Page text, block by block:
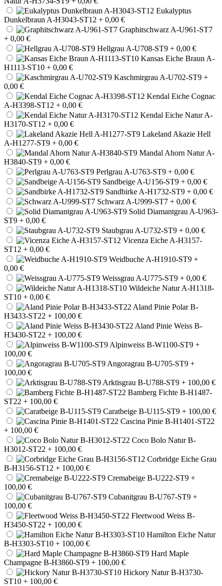
Eukalyptus
Dunkelbraun A-H3043-ST12 + 0,00 €
Graphitschwarz A-U961-ST7
+ 0,00 €
Hellgrau A-U708-ST9 + 0,00 €
Kansas Eiche Braun A-
H1113-ST10 + 0,00 €
Kaschmirgrau A-U702-ST9 +
0,00 €
Kendal Eiche Cognac
A-H3398-ST12 + 0,00 €
Kendal Eiche Natur A-
H3170-ST12 + 0,00 €
Lakeland Akazie Hell
A-H1277-ST9 + 0,00 €
Mandal Ahorn Natur A-
H3840-ST9 + 0,00 €
Perlgrau A-U763-ST9 + 0,00 €
Sandbeige A-U156-ST9 + 0,00 €
Sandbirke A-H1732-ST9 + 0,00 €
Schwarz A-U999-ST7 + 0,00 €
Solid Diamantgrau A-U963-
ST9 + 0,00 €
Staubgrau A-U732-ST9 + 0,00 €
Vicenza Eiche A-H3157-
ST12 + 0,00 €
Weidbuche A-H1910-ST9 +
0,00 €
Weissgrau A-U775-ST9 + 0,00 €
Wildeiche Natur A-H1318-
ST10 + 0,00 €
Aland Pinie Polar B-
H3433-ST22 + 100,00 €
Aland Pinie Weiss B-
H3430-ST22 + 100,00 €
Alpinweiss B-W1100-ST9 +
100,00 €
Angoragrau B-U705-ST9 +
100,00 €
Arktisgrau B-U788-ST9 + 100,00 €
Bamberg Fichte B-H1487-
ST22 + 100,00 €
Caratbeige B-U115-ST9 + 100,00 €
Cascina Pinie B-H1401-ST22
+ 100,00 €
Coco Bolo Natur B-
H3012-ST22 + 100,00 €
Corbridge Eiche Grau
B-H3156-ST12 + 100,00 €
Cremabeige B-U222-ST9 +
100,00 €
Cubanitgrau B-U767-ST9 +
100,00 €
Fleetwood Weiss B-
H3450-ST22 + 100,00 €
Hamilton Eiche Natur
B-H3303-ST10 + 100,00 €
Hard Maple
Champagne B-H3860-ST9 + 100,00 €
Hickory Natur B-H3730-
ST10 + 100,00 €